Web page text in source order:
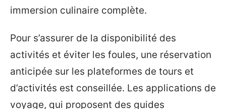
immersion culinaire complète.
Pour s’assurer de la disponibilité des
activités et éviter les foules, une réservation
anticipée sur les plateformes de tours et
d’activités est conseillée. Les applications de
voyage, qui proposent des guides